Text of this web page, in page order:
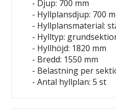
- Djup: 700 mm
- Hyllplansdjup: 700
- Hyllplansmaterial:
- Hylltyp:
- Hyllhöjd: 1820 mm
- Bredd: 1550 mm
- Belastning per
- Antal hyllplan: 5 st